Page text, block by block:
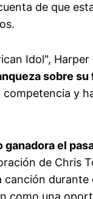
de que
Idol",
sobre
y
el
de Chris
como una